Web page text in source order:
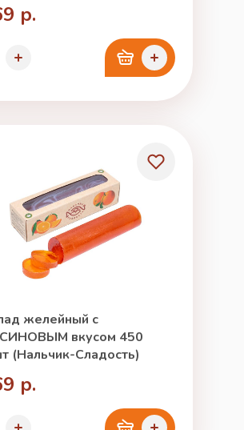
р.
желейный с
вкусом 450
(Нальчик-Сладость)
р.